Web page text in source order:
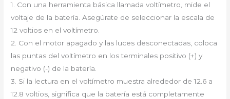
1. Con una herramienta básica llamada voltímetro, mide el
voltaje de la batería. Asegúrate de seleccionar la escala de
12 voltios en el voltímetro.
2. Con el motor apagado y las luces desconectadas, coloca
las puntas del voltímetro en los terminales positivo (+) y
negativo (-) de la batería.
3. Si la lectura en el voltímetro muestra alrededor de 12.6 a
12.8 voltios, significa que la batería está completamente